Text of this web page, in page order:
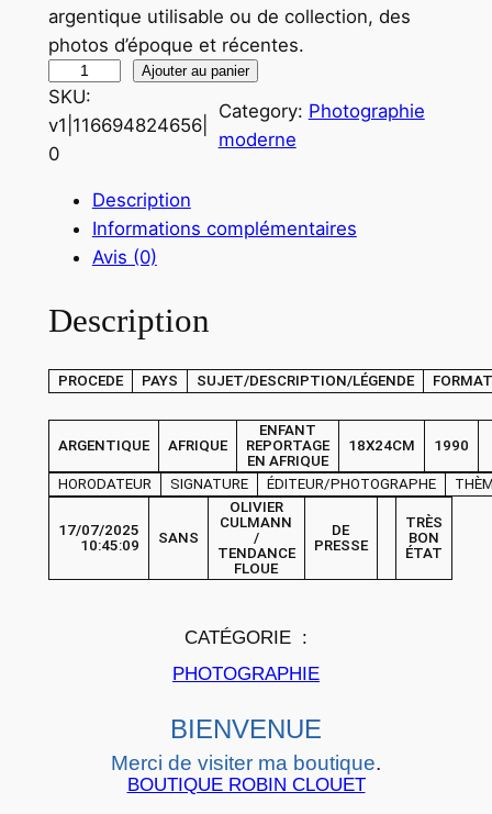
argentique utilisable ou de collection, des
photos d’époque et récentes.
u
a
n
e
H
O
T
O
A
e
Ajouter au panier
SKU:
v1|116694824656|
0
Category: Photographie
moderne
Description
Informations complémentaires
Avis (0)
Description
PROCEDE PAYS SUJET/DESCRIPTION/LÉGENDE FORMAT
ARGENTIQUE AFRIQUE
ENFANT
REPORTAGE
EN AFRIQUE
18X24CM 1990
HORODATEUR SIGNATURE ÉDITEUR/PHOTOGRAPHE
17/07/2025
10:45:09
SANS
OLIVIER
CULMANN
/
TENDANCE
FLOUE
DE
PRESSE
TRÈS
BON
ÉTAT
CATÉGORIE :
PHOTOGRAPHIE
BIENVENUE
Merci de visiter ma boutique.
BOUTIQUE ROBIN CLOUET